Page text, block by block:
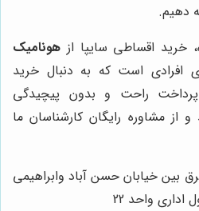
دهیم.
خرید اقساطی سایپا از هونامیک
افرادی است که به دنبال خرید
راحت و بدون پیچیدگی
از مشاوره رایگان کارشناسان ما
بین خیابان حسن آباد وابراهیمی
واحد 22